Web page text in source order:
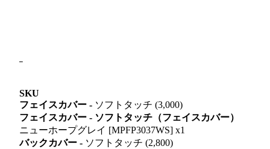
SKU
フェイスカバー - ソフトタッチ (3,000)
フェイスカバー - ソフトタッチ（フェイスカバー）
ニューホープグレイ [MPFP3037WS] x1
バックカバー - ソフトタッチ (2,800)